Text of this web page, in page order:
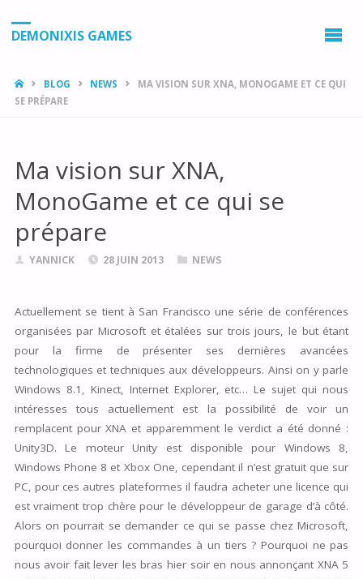
DEMONIXIS GAMES
HOMEBLOG NEWS
MA VISION SUR XNA, MONOGAME ET CE QUI
SE PRÉPARE
Ma vision sur XNA,
MonoGame et ce qui se
prépare
YANNICK 28 JUIN 2013 NEWS
Actuellement se tient à San Francisco une série de conférences
organisées par Microsoft et étalées sur trois jours, le but étant
pour la firme de présenter ses dernières avancées
technologiques et techniques aux développeurs. Ainsi on y parle
Windows 8.1, Kinect, Internet Explorer, etc… Le sujet qui nous
intéresses tous actuellement est la possibilité de voir un
remplacent pour XNA et apparemment le verdict a été donné :
Unity3D. Le moteur Unity est disponible pour Windows 8,
Windows Phone 8 et Xbox One, cependant il n’est gratuit que sur
PC, pour ces autres plateformes il faudra acheter une licence qui
est vraiment trop chère pour le développeur de garage d’à côté.
Alors on pourrait se demander ce qui se passe chez Microsoft,
pourquoi donner les commandes à un tiers ? Pourquoi ne pas
nous avoir fait lever les bras hier soir en nous annonçant XNA 5